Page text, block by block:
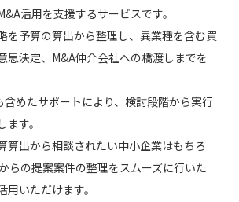
活用を支援するサービスです。
を予算の算出から整理し、異業種を含む買
思決定、M&A仲介会社への橋渡しまでを
含めたサポートにより、検討段階から実行
す。
算出から相談されたい中小企業はもちろ
らの提案案件の整理をスムーズに行いた
いただけます。